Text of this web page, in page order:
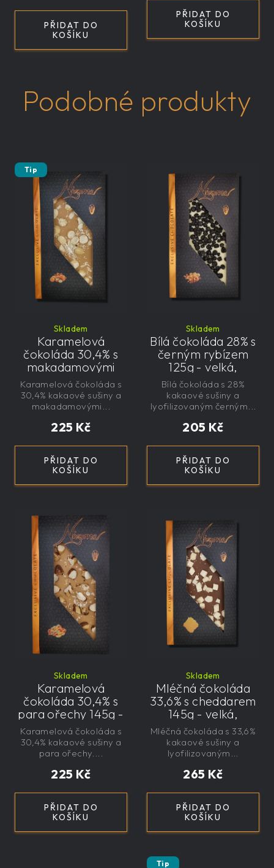
PŘIDAT DO
KOŠÍKU
PŘIDAT DO
KOŠÍKU
Podobné produkty
Tip
Skladem
Karamelová
čokoláda 30,4% s
makadamovými
ořechy 145g - velká,
řemeslná,
exkluzivní, dárková
225 Kč
PŘIDAT DO
KOŠÍKU
Karamelová čokoláda s
30,4% kakaové sušiny a
makadamovými...
Skladem
Bílá čokoláda 28% s
černým rybízem
125g - velká,
řemeslná,
exkluzivní, dárková
205 Kč
PŘIDAT DO
KOŠÍKU
Bílá čokoláda s 28%
kakaové sušiny a
lyofilizovaným černým...
Skladem
Karamelová
čokoláda 30,4% s
para ořechy 145g -
velká, řemeslná,
exkluzivní, dárková
225 Kč
PŘIDAT DO
KOŠÍKU
Karamelová čokoláda s
30,4% kakaové sušiny a
para ořechy....
Skladem
Mléčná čokoláda
33,6% s cheddarem
145g - velká,
řemeslná,
exkluzivní, dárková
265 Kč
PŘIDAT DO
KOŠÍKU
Mléčná čokoláda s 33,6%
kakaové sušiny a
lyofilizovaným...
Tip